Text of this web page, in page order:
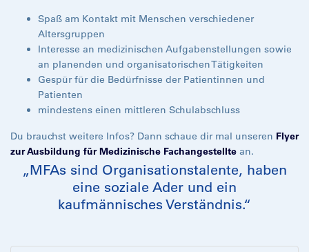
Spaß am Kontakt mit Menschen verschiedener
Altersgruppen
Interesse an medizinischen Aufgabenstellungen sowie
an planenden und organisatorischen Tätigkeiten
Gespür für die Bedürfnisse der Patientinnen und
Patienten
mindestens einen mittleren Schulabschluss
Du brauchst weitere Infos? Dann schaue dir mal unseren Flyer
zur Ausbildung für Medizinische Fachangestellte an.
„MFAs sind Organisationstalente, haben
eine soziale Ader und ein
kaufmännisches Verständnis.“